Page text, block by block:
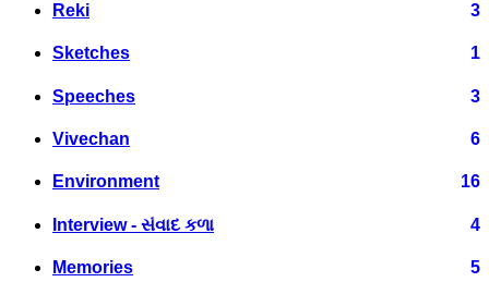
Reki 3
Sketches 1
Speeches 3
Vivechan 6
Environment 16
Interview - સંવાદ કળા 4
Memories 5